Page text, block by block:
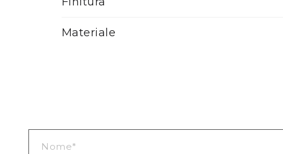
Materiale